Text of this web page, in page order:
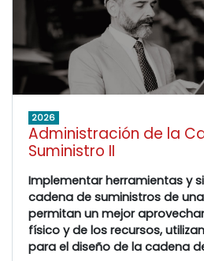
2026
Administración de la
Suministro II
Implementar herramientas y
cadena de suministros de
permitan un mejor
físico y de los recursos,
para el diseño de la cadena